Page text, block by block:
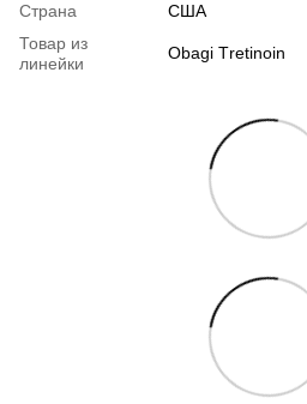
Страна
США
Товар из
линейки
Obagi Тrеtіnоіn